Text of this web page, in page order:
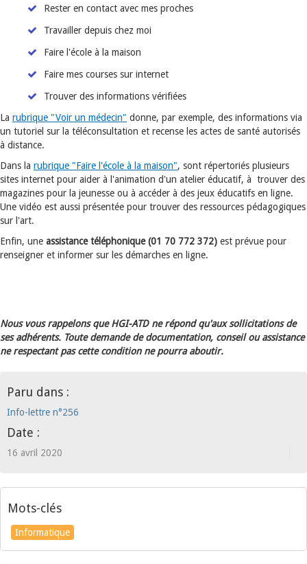
Rester en contact avec mes proches
Travailler depuis chez moi
Faire l'école à la maison
Faire mes courses sur internet
Trouver des informations vérifiées
La rubrique "Voir un médecin" donne, par exemple, des informations via
un tutoriel sur la téléconsultation et recense les actes de santé autorisés
à distance.
Dans la rubrique "Faire l'école à la maison", sont répertoriés plusieurs
sites internet pour aider à l'animation d'un atelier éducatif, à trouver des
magazines pour la jeunesse ou à accéder à des jeux éducatifs en ligne.
Une vidéo est aussi présentée pour trouver des ressources pédagogiques
sur l'art.
Enfin, une assistance téléphonique (01 70 772 372) est prévue pour
renseigner et informer sur les démarches en ligne.
Nous vous rappelons que HGI-ATD ne répond qu'aux sollicitations de
ses adhérents. Toute demande de documentation, conseil ou assistance
ne respectant pas cette condition ne pourra aboutir.
Paru dans :
Info-lettre n°256
Date :
16 avril 2020
Mots-clés
Informatique